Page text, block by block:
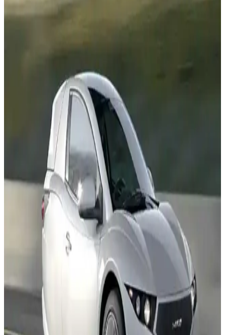
Türkiye'de 2025'te Elektrikli Araç Seçiminde
Dünyanın En İyi Elektrikli Arabası Seçenekleri ve
Sektördeki Lider Modeller
Elektrikli araç sektörü hızla gelişiyor. En iyi modeller, performans ve
teknoloji kriterleriyle öne çıkarken, sürdürülebilirlik ve inovasyon
odaklı seçenekler sunuyor.
Elektrikli Araç Seçimi Rehberi: Hangi Model Sizin
İçin En Uygun
Elektrikli araba seçiminde menzil, şarj imkanları, fiyat ve teknolojik
özellikler gibi önemli noktaları anlatan kapsamlı rehber.
Smart Elektrikli Arabalar: Şehir İçin Sürdürülebilir
ve Akıllı Ulaşım Çözümleri
Smart elektrikli arabalar, küçük boyutları ve çevreci teknolojileriyle
şehir içi ulaşımda devrim yaratıyor. Gelişmiş özellikleri ve ekonomik
avantajlarıyla şehir sakinlerinin tercih ettiği modern ulaşım
Fiat Topolino Elektrikli Küçük Araba: Şehir İçin
Pratik ve Çevreci Alternatif
Fiat Topolino, küçük boyutları, çevreci teknolojisi ve uygun fiyatıyla
şehir içi ulaşımda pratik ve sürdürülebilir bir seçenek sunuyor. Hızlı
şarj ve modern tasarımıyla dikkat çekiyor.